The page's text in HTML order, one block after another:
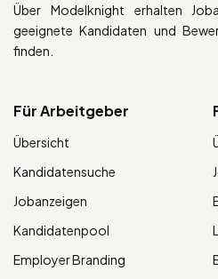
Über Modelknight erhalten
geeignete Kandidaten und
finden.
Für Arbeitgeber
Übersicht
Kandidatensuche
Jobanzeigen
Kandidatenpool
Employer Branding